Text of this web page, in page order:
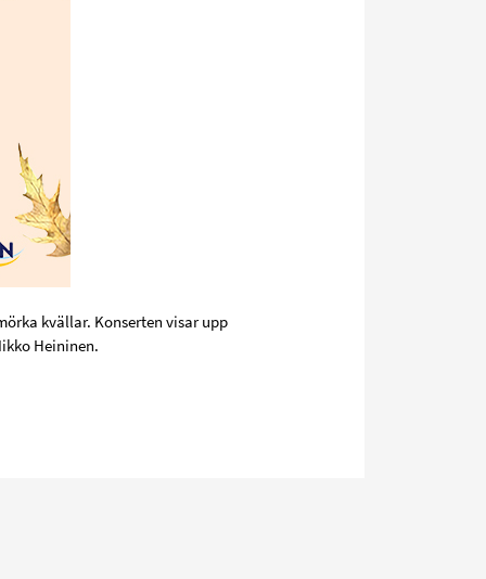
kvällar. Konserten visar upp
Heininen.